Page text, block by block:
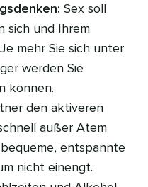
Sex soll
sich und Ihrem
mehr Sie sich unter
werden Sie
können.
den aktiveren
außer Atem
entspannte
nicht einengt.